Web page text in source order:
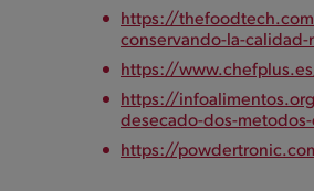
https://
conservando-la-
https://
https://
desecado-dos-
https://